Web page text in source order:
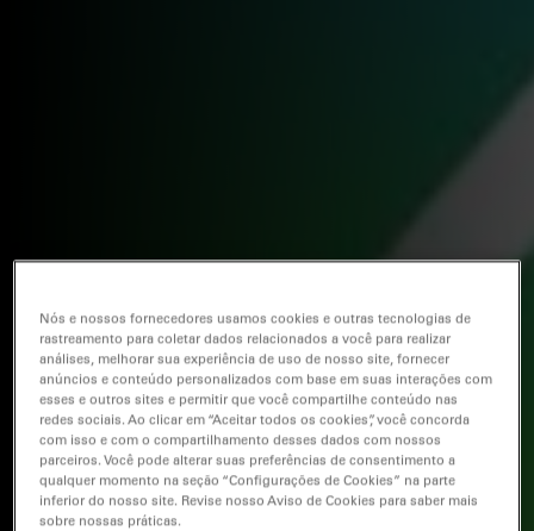
Nós e nossos fornecedores usamos cookies e outras tecnologias de
rastreamento para coletar dados relacionados a você para realizar
análises, melhorar sua experiência de uso de nosso site, fornecer
anúncios e conteúdo personalizados com base em suas interações com
esses e outros sites e permitir que você compartilhe conteúdo nas
redes sociais. Ao clicar em “Aceitar todos os cookies”, você concorda
com isso e com o compartilhamento desses dados com nossos
parceiros. Você pode alterar suas preferências de consentimento a
qualquer momento na seção “Configurações de Cookies” na parte
inferior do nosso site. Revise nosso Aviso de Cookies para saber mais
sobre nossas práticas.